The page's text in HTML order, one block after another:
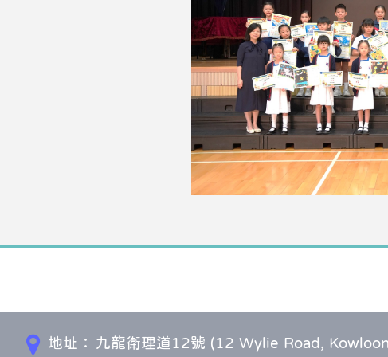
地址： 九龍衛理道12號 (12 Wylie Road,